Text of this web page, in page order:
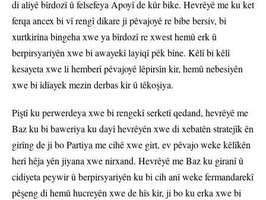
di aliyê bîrdozî û felsefeya Apoyî de kûr bike. Hevrêyê me ku ket
ferqa ancex bi vî rengî dikare ji pêvajoyê re bibe bersiv, bi
xurtkirina bingeha xwe ya bîrdozî re xwest hemû erk û
berpirsyariyên xwe bi awayekî layiqî pêk bîne. Kêlî bi kêlî
kesayeta xwe li hemberî pêvajoyê lêpirsîn kir, hemû nebesiyên
xwe bi îdîayek mezin derbas kir û têkoşiya.
Piştî ku perwerdeya xwe bi rengekî serketî qedand, hevrêyê me
Baz ku bi baweriya ku dayî hevrêyên xwe di xebatên stratejîk ên
girîng de ji bo Partiya me cihê xwe girt, ev pêvajo weke kêlîkên
herî hêja yên jiyana xwe nirxand. Hevrêyê me Baz ku giranî û
cidiyeta peywir û berpirsyariyên ku bi cih anî weke fermandarekî
pêşeng di hemû hucreyên xwe de hîs kir, ji bo ku erka xwe bi